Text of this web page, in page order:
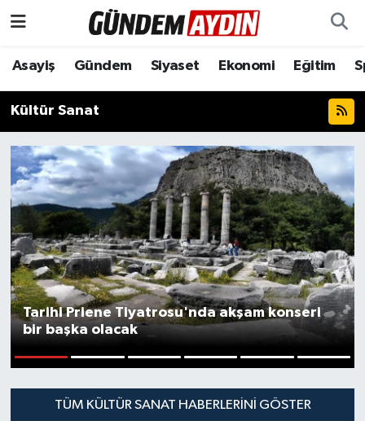
Asayiş Gündem Siyaset Ekonomi Eğitim
Kültür Sanat
Tarihi Priene Tiyatrosu'nda akşam konseri
bir başka olacak
TÜM KÜLTÜR SANAT HABERLERINI GÖSTER
Aydın Nöbetçi Eczaneler
Aydın Hava Durumu
Aydın Namaz Vakitleri
Aydın Trafik Yoğunluk Haritası
Süper Lig Puan Durumu ve Fikstür
Tüm Manşetler
Son Dakika Haberleri